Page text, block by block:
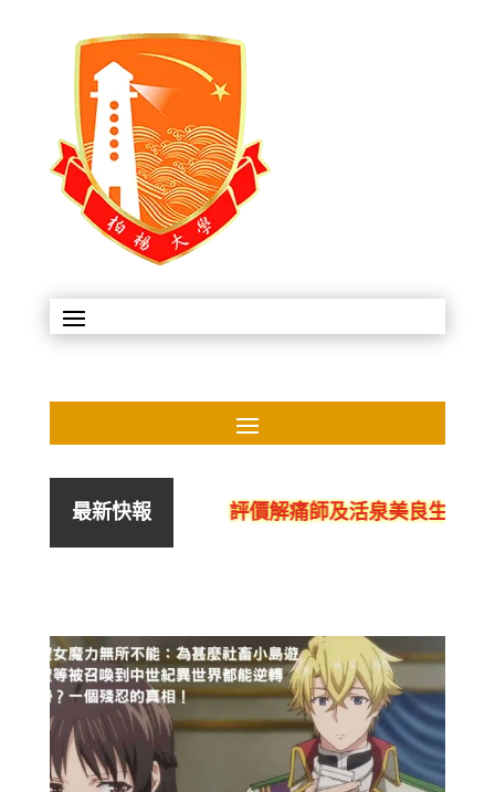
最新快報 評價解痛師及活泉美良生館的